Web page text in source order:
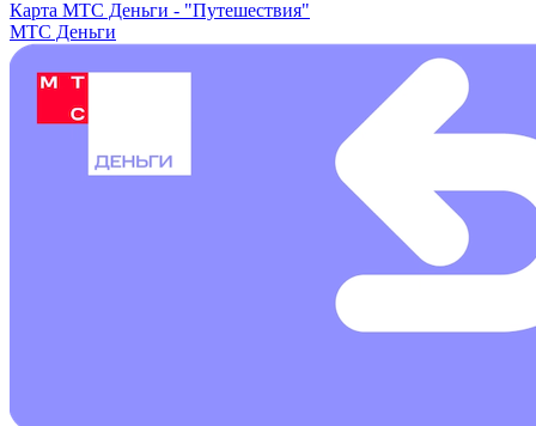
Карта МТС Деньги - "Путешествия"
МТС Деньги